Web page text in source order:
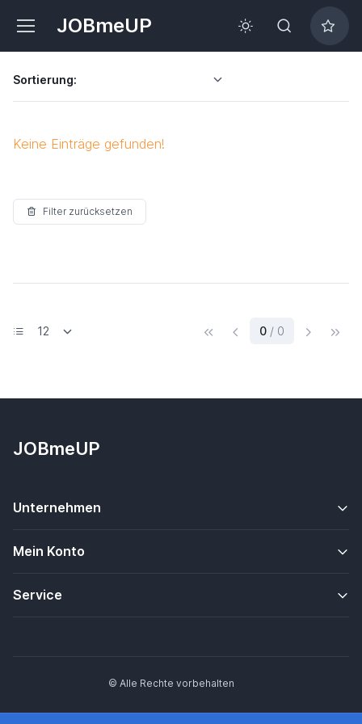
JOBmeUP
Sortierung:
Keine Einträge gefunden!
Filter zurücksetzen
0 / 0 (current)
JOBmeUP
Unternehmen
Mein Konto
Service
© Alle Rechte vorbehalten